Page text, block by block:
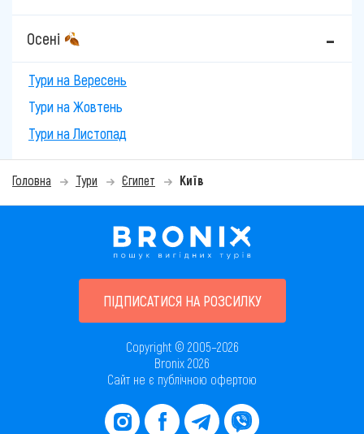
Осені
Тури на Вересень
Тури на Жовтень
Тури на Листопад
Головна Тури Єгипет Київ
ПІДПИСАТИСЯ НА РОЗСИЛКУ
Copyright © 2005–2026
Bronix 2026
Сайт не є публічною офертою